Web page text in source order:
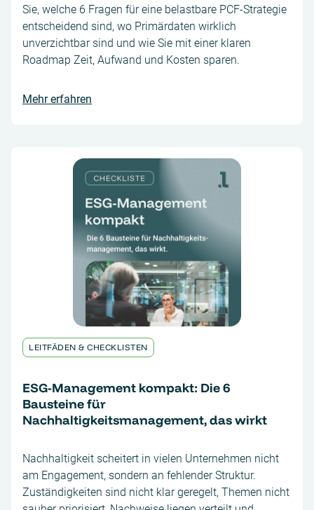
Sie, welche 6 Fragen für eine belastbare PCF-Strategie
entscheidend sind, wo Primärdaten wirklich
unverzichtbar sind und wie Sie mit einer klaren
Roadmap Zeit, Aufwand und Kosten sparen.
Mehr erfahren
LEITFÄDEN & CHECKLISTEN
ESG-Management kompakt: Die 6
Bausteine für
Nachhaltigkeitsmanagement, das wirkt
Nachhaltigkeit scheitert in vielen Unternehmen nicht
am Engagement, sondern an fehlender Struktur.
Zuständigkeiten sind nicht klar geregelt, Themen nicht